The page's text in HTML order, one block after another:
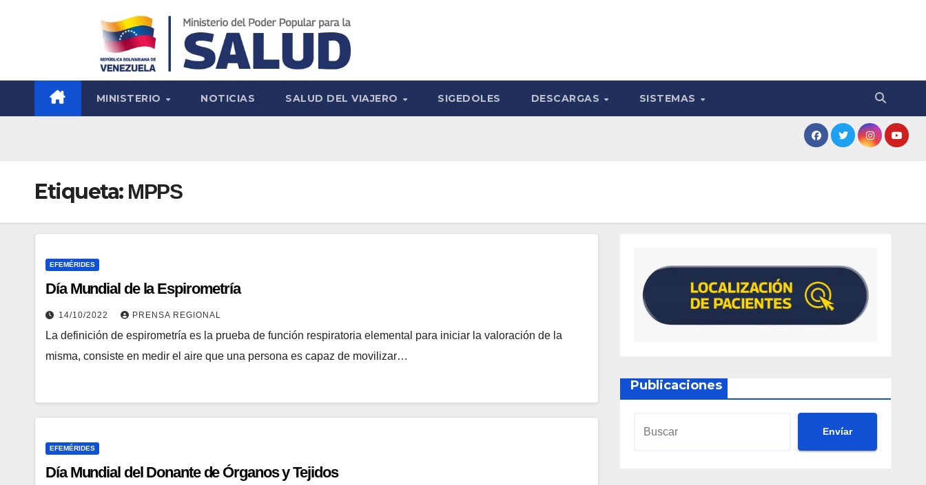
MINISTERIO NOTICIAS SALUD DEL VIAJERO SIGEDOLES DESCARGAS SISTEMAS
Etiqueta: MPPS
EFEMÉRIDES
Día Mundial de la Espirometría
14/10/2022 PRENSA REGIONAL
La definición de espirometría es la prueba de función respiratoria elemental para iniciar la valoración de la
misma, consiste en medir el aire que una persona es capaz de movilizar…
EFEMÉRIDES
Día Mundial del Donante de Órganos y Tejidos
Publicaciones
Envíar